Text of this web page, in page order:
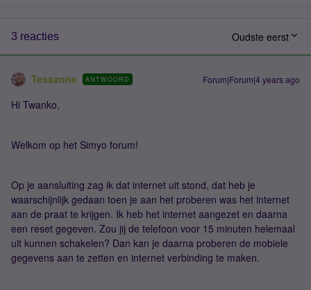
3 reacties Oudste eerst
Tessanne ANTWOORD Forum|Forum|4 years ago
Hi Twanko,
Welkom op het Simyo forum!
Op je aansluiting zag ik dat internet uit stond, dat heb je
waarschijnlijk gedaan toen je aan het proberen was het internet
aan de praat te krijgen. Ik heb het internet aangezet en daarna
een reset gegeven. Zou jij de telefoon voor 15 minuten helemaal
uit kunnen schakelen? Dan kan je daarna proberen de mobiele
gegevens aan te zetten en internet verbinding te maken.